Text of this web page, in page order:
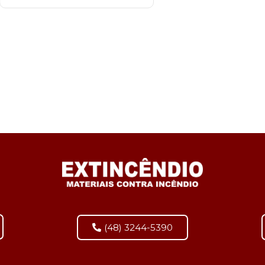
(48) 3244-5390